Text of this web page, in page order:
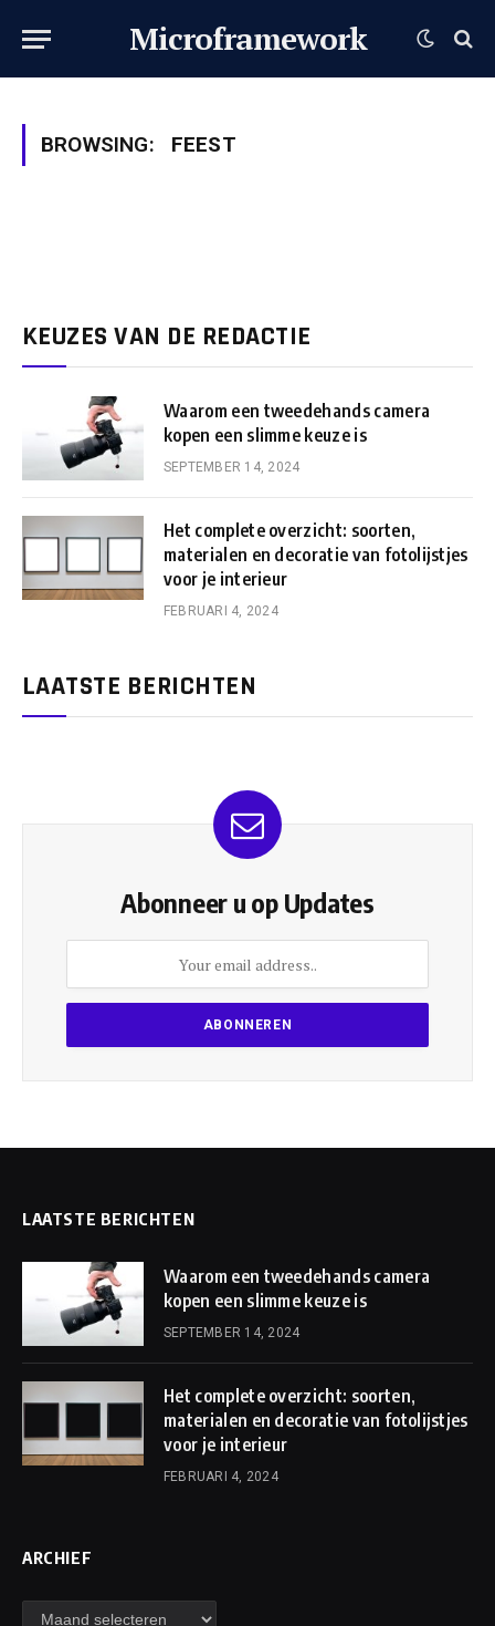
Microframework
BROWSING: FEEST
KEUZES VAN DE REDACTIE
Waarom een tweedehands camera
kopen een slimme keuze is
SEPTEMBER 14, 2024
Het complete overzicht: soorten,
materialen en decoratie van fotolijstjes
voor je interieur
FEBRUARI 4, 2024
LAATSTE BERICHTEN
Abonneer u op Updates
LAATSTE BERICHTEN
Waarom een tweedehands camera
kopen een slimme keuze is
SEPTEMBER 14, 2024
Het complete overzicht: soorten,
materialen en decoratie van fotolijstjes
voor je interieur
FEBRUARI 4, 2024
ARCHIEF
Archief